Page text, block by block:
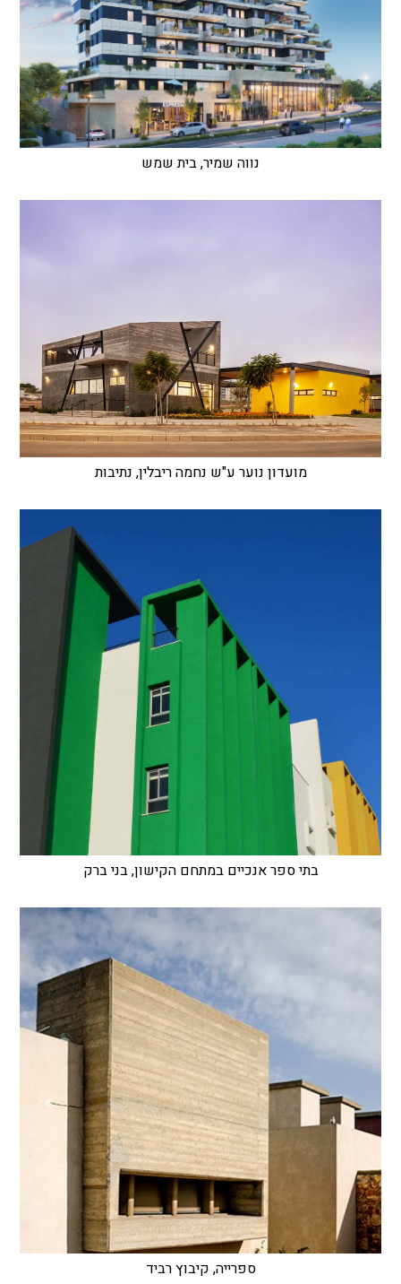
נווה שמיר, בית שמש
מועדון נוער ע"ש נחמה ריבלין, נתיבות
בתי ספר אנכיים במתחם הקישון, בני ברק
ספרייה, קיבוץ רביד